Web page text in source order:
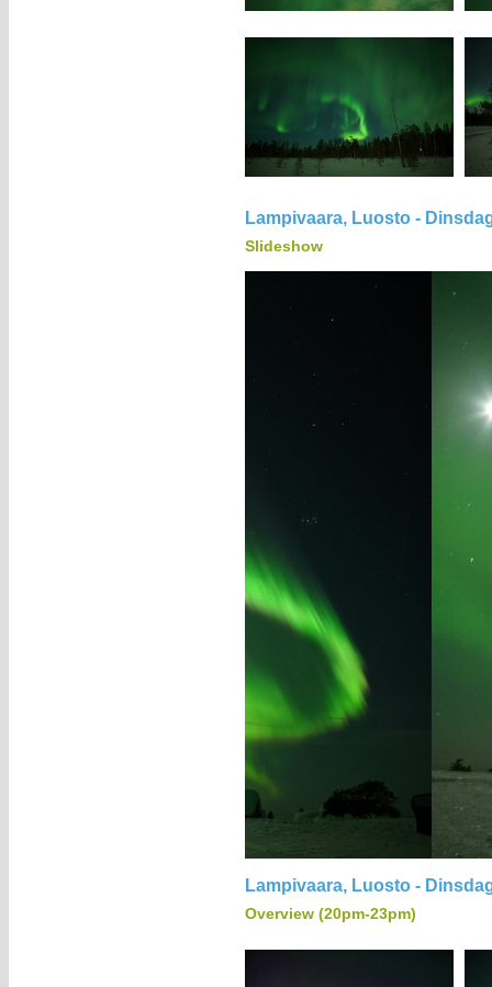
Lampivaara, Luosto -
Slideshow
Lampivaara, Luosto -
Overview (20pm-23pm)